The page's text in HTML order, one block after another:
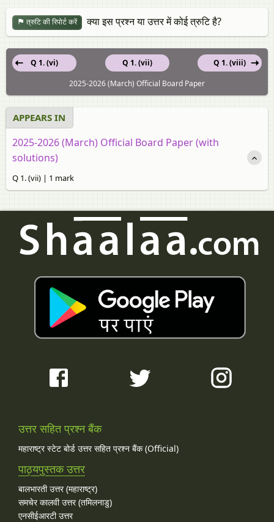
त्रुटि की रिपोर्ट करें क्या इस प्रश्न या उत्तर में कोई त्रुटि है?
Q 1. (vii)
Q 1. (vi)
Q 1. (viii)
2025-2026 (March) Official Board Paper
APPEARS IN
2025-2026 (March) Official Board Paper (with
solutions)
Q 1. (vii) | 1 mark
उत्तर सहित प्रश्न बैंक
महाराष्ट्र स्टेट बोर्ड उत्तर सहित प्रश्न बैंक (Official)
पाठ्यपुस्तक उत्तर
बालभारती उत्तर (महाराष्ट्र)
समचेर कालवी उत्तर (तमिलनाडु)
एनसीईआरटी उत्तर